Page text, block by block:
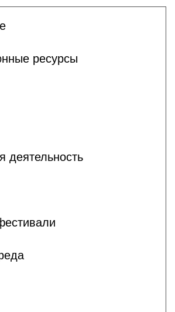
ресурсы
деятельность